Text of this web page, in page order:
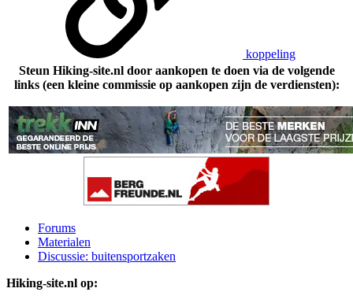
koppeling
Steun Hiking-site.nl door aankopen te doen via de volgende
links (een kleine commissie op aankopen zijn de verdiensten):
Forums
Materialen
Discussie: buitensportzaken
Hiking-site.nl op: